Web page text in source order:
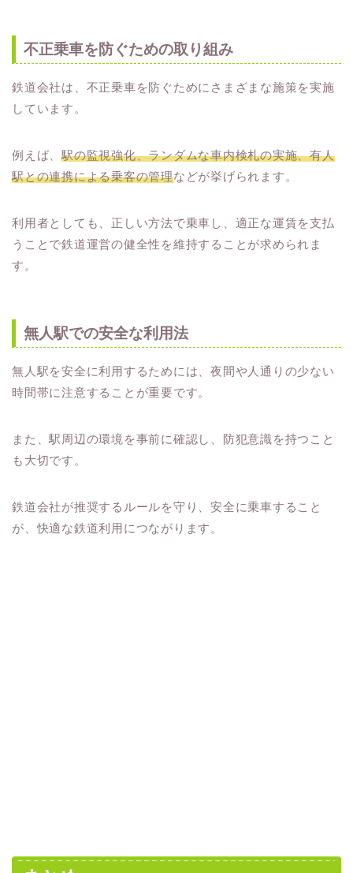
不正乗車を防ぐための取り組み
鉄道会社は、不正乗車を防ぐためにさまざまな施策を実施
しています。
例えば、駅の監視強化、ランダムな車内検札の実施、有人
駅との連携による乗客の管理などが挙げられます。
利用者としても、正しい方法で乗車し、適正な運賃を支払
うことで鉄道運営の健全性を維持することが求められま
す。
無人駅での安全な利用法
無人駅を安全に利用するためには、夜間や人通りの少ない
時間帯に注意することが重要です。
また、駅周辺の環境を事前に確認し、防犯意識を持つこと
も大切です。
鉄道会社が推奨するルールを守り、安全に乗車すること
が、快適な鉄道利用につながります。